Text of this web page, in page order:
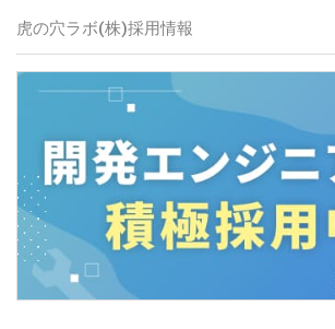
虎の穴ラボ(株)採用情報